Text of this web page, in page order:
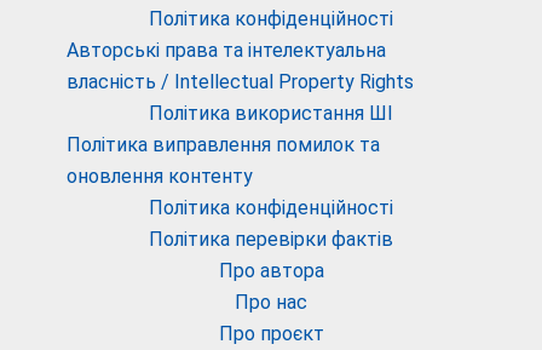
Політика конфіденційності
Авторські права та інтелектуальна
власність / Intellectual Property Rights
Політика використання ШІ
Політика виправлення помилок та
оновлення контенту
Політика конфіденційності
Політика перевірки фактів
Про автора
Про нас
Про проєкт